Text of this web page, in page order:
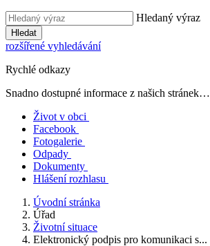
Hledaný výraz
Hledat
rozšířené vyhledávání
Rychlé odkazy
Snadno dostupné informace z našich stránek…
Život v obci
Facebook
Fotogalerie
Odpady
Dokumenty
Hlášení rozhlasu
Úvodní stránka
Úřad
Životní situace
Elektronický podpis pro komunikaci s...